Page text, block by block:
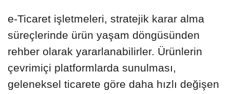
e-Ticaret işletmeleri, stratejik karar alma
süreçlerinde ürün yaşam döngüsünden
rehber olarak yararlanabilirler. Ürünlerin
çevrimiçi platformlarda sunulması,
geleneksel ticarete göre daha hızlı değişen